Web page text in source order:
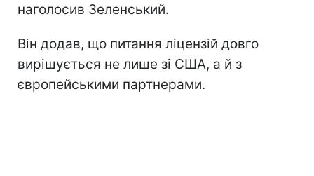
наголосив Зеленський.
Він додав, що питання ліцензій довго
вирішується не лише зі США, а й з
європейськими партнерами.